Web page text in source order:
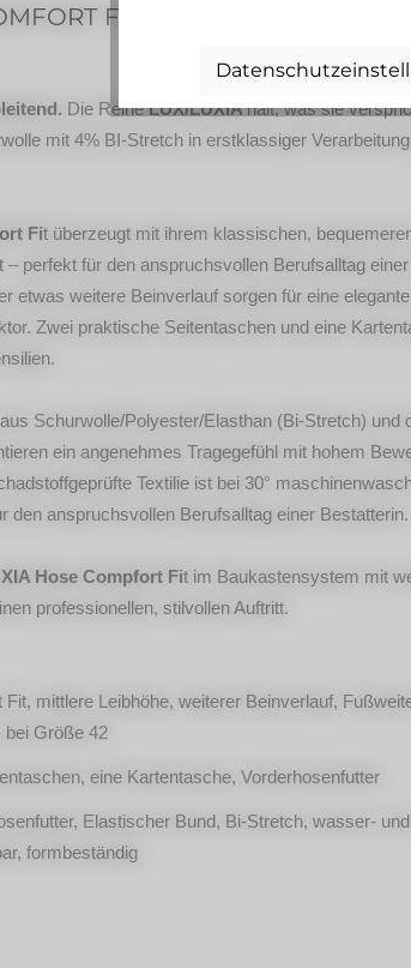
FIT - SCHWARZ - 54
Die ReiheLUX/LUXIAhält, was sie
mit 4% BI-Stretch in erstklassiger
Fit überzeugt mit ihrem klassischen,
– perfekt für den anspruchsvollen Berufsalltag
etwas weitere Beinverlauf sorgen für eine
Zwei praktische Seitentaschen und eine
Schurwolle/Polyester/Elasthan (Bi-Stretch) und
ein angenehmes Tragegefühl mit hohem
Textilie ist bei 30°
den anspruchsvollen Berufsalltag einer Bestatterin.
Hose Compfort Fit im Baukastensystem mit
professionellen, stilvollen Auftritt.
Fit, mittlere Leibhöhe, weiterer Beinverlauf,
bei Größe 42
eine Kartentasche, Vorderhosenfutter
Elastischer Bund, Bi-Stretch, wasser-
formbeständig